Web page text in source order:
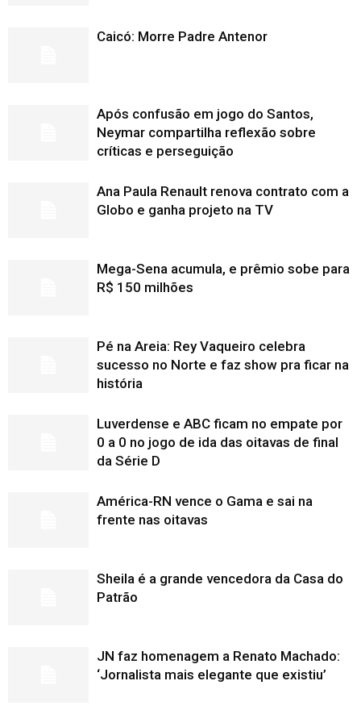
Caicó: Morre Padre Antenor
Após confusão em jogo do Santos,
Neymar compartilha reflexão sobre
críticas e perseguição
Ana Paula Renault renova contrato com a
Globo e ganha projeto na TV
Mega-Sena acumula, e prêmio sobe para
R$ 150 milhões
Pé na Areia: Rey Vaqueiro celebra
sucesso no Norte e faz show pra ficar na
história
Luverdense e ABC ficam no empate por
0 a 0 no jogo de ida das oitavas de final
da Série D
América-RN vence o Gama e sai na
frente nas oitavas
Sheila é a grande vencedora da Casa do
Patrão
JN faz homenagem a Renato Machado:
‘Jornalista mais elegante que existiu’